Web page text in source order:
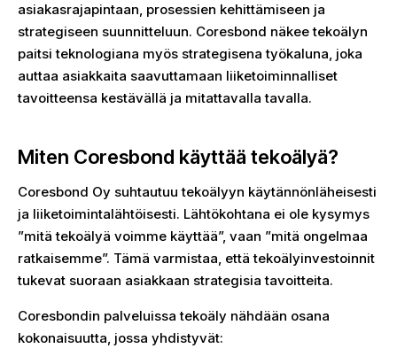
asiakasrajapintaan, prosessien kehittämiseen ja
strategiseen suunnitteluun. Coresbond näkee tekoälyn
paitsi teknologiana myös strategisena työkaluna, joka
auttaa asiakkaita saavuttamaan liiketoiminnalliset
tavoitteensa kestävällä ja mitattavalla tavalla.
Miten Coresbond käyttää tekoälyä?
Coresbond Oy suhtautuu tekoälyyn käytännönläheisesti
ja liiketoimintalähtöisesti. Lähtökohtana ei ole kysymys
”mitä tekoälyä voimme käyttää”, vaan ”mitä ongelmaa
ratkaisemme”. Tämä varmistaa, että tekoälyinvestoinnit
tukevat suoraan asiakkaan strategisia tavoitteita.
Coresbondin palveluissa tekoäly nähdään osana
kokonaisuutta, jossa yhdistyvät: